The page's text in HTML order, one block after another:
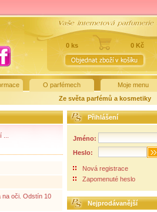
0 ks 0 Kč
O parfémech
Moje menu
Ze světa parfémů a kosmetiky
na oči. Odstín 10
Přihlášení
Jméno:
Heslo:
Nová registrace
Zapomenuté heslo
Nejprodávanější